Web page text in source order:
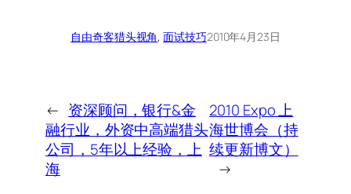
自由奇客猎头视角, 面试技巧2010年4月23日
← 资深顾问，银行&金
融行业，外资中高端猎头
公司，5年以上经验，上
海
2010 Expo 上
海世博会（持
续更新博文）
→